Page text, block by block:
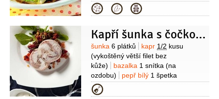
200 gramů
mouka pšeničná
polohrubá200 gramů
máslo
2 stroužky
pažitka1 lžička
(nakrájená)
Kategorie
Kapří šunka s čočkovým salátem
Suroviny
šunka 6 plátků kapr 1/2 kusu
(vykoštěný větší filet bez
kůže)
bazalka 1 snítka (na
ozdobu)
pepř bílý 1 špetka
(mletý)
(prášková) Na salát: čočka
Kategorie